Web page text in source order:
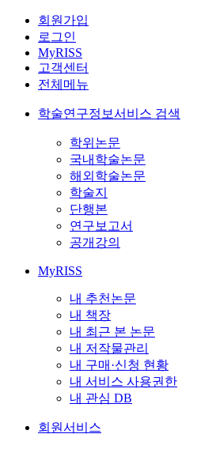
회원가입
로그인
MyRISS
고객센터
전체메뉴
학술연구정보서비스 검색
학위논문
국내학술논문
해외학술논문
학술지
단행본
연구보고서
공개강의
MyRISS
내 추천논문
내 책장
내 최근 본 논문
내 저작물관리
내 구매·신청 현황
내 서비스 사용권한
내 관심 DB
회원서비스